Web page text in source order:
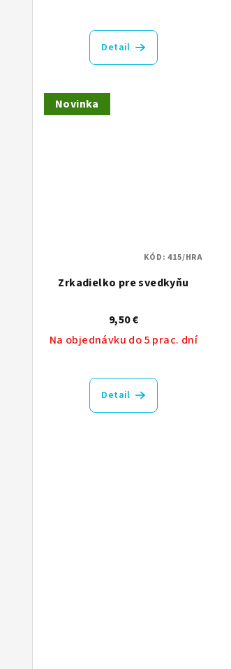
v
Detail
Novinka
Zrkadielko pre svedkyňu
9,50 €
Na objednávku do 5 prac. dní
Detail
KÓD:415/HRA